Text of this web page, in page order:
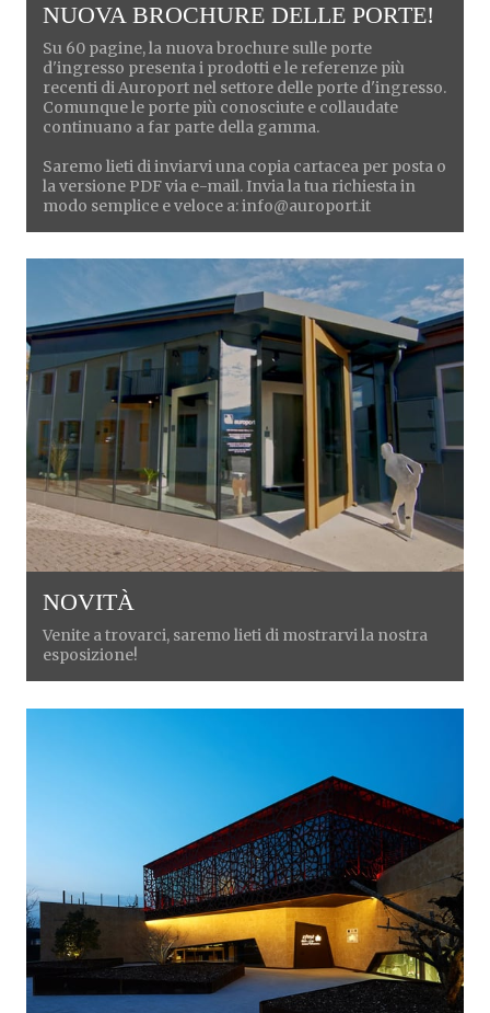
NUOVA BROCHURE DELLE PORTE!
Su 60 pagine, la nuova brochure sulle porte
d'ingresso presenta i prodotti e le referenze più
recenti di Auroport nel settore delle porte d'ingresso.
Comunque le porte più conosciute e collaudate
continuano a far parte della gamma.
Saremo lieti di inviarvi una copia cartacea per posta o
la versione PDF via e-mail. Invia la tua richiesta in
modo semplice e veloce a: info@auroport.it
NOVITÀ
Venite a trovarci, saremo lieti di mostrarvi la nostra
esposizione!